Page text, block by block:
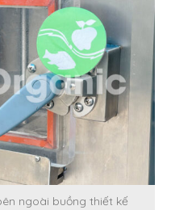
ngoài buồng thiết kế